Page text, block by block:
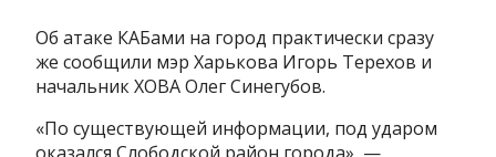
Об атаке КАБами на город практически сразу
же сообщили мэр Харькова Игорь Терехов и
начальник ХОВА Олег Синегубов.
«По существующей информации, под ударом